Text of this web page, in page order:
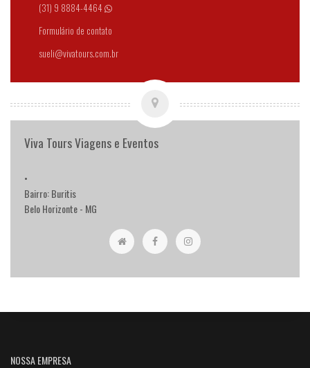
(31) 9 8884-4464
Formulário de contato
sueli@vivatours.com.br
Viva Tours Viagens e Eventos
•
Bairro: Buritis
Belo Horizonte - MG
NOSSA EMPRESA